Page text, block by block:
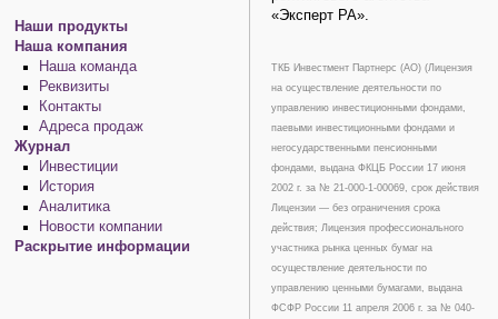
Наши продукты
Наша компания
Наша команда
Реквизиты
Контакты
Адреса продаж
Журнал
Инвестиции
История
Аналитика
Новости компании
Раскрытие информации
«Эксперт РА».
ТКБ Инвестмент Партнерс (АО) (Лицензия
на осуществление деятельности по
управлению инвестиционными фондами,
паевыми инвестиционными фондами и
негосударственными пенсионными
фондами, выдана ФКЦБ России 17 июня
2002 г. за № 21-000-1-00069, срок действия
Лицензии — без ограничения срока
действия; Лицензия профессионального
участника рынка ценных бумаг на
осуществление деятельности по
управлению ценными бумагами, выдана
ФСФР России 11 апреля 2006 г. за № 040-